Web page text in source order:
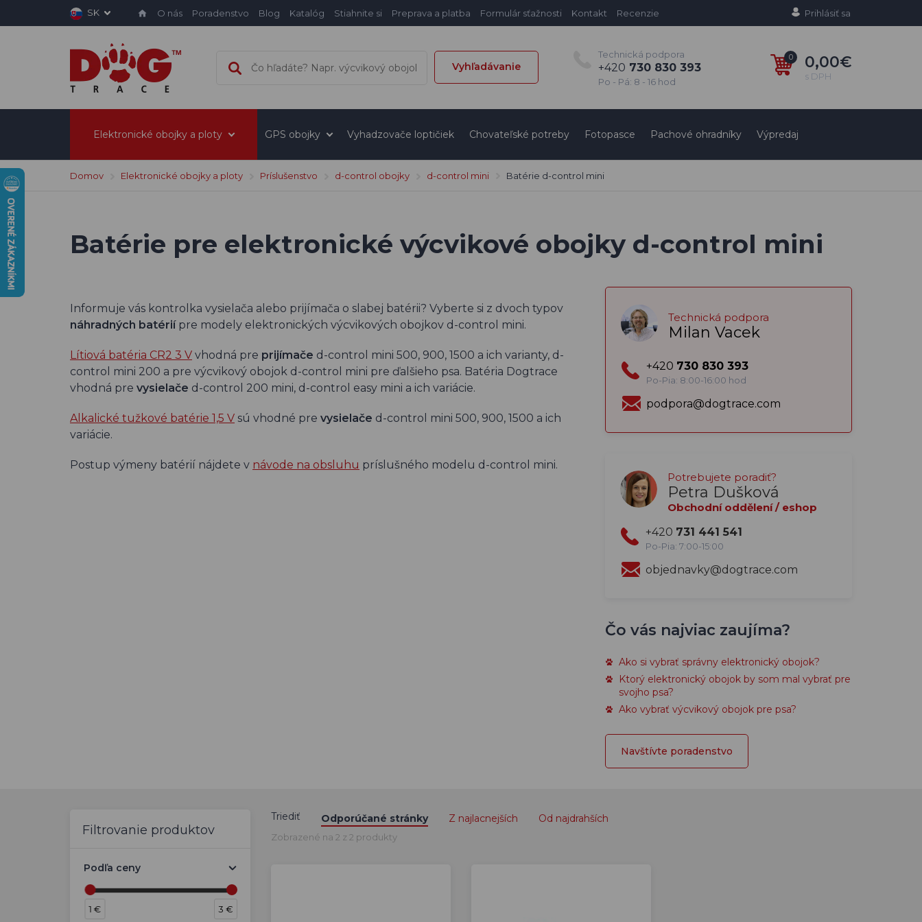
SK O nás Poradenstvo Blog Katalóg Stiahnite si Preprava a platba Formulár sťažnosti Kontakt Recenzie Prihlásiť sa
Vyhľadávanie
Technická podpora
+420 730 830 393
Po - Pá: 8 - 16 hod
0 0,00€
s DPH
Elektronické obojky a ploty GPS obojky Vyhadzovače loptičiek Chovateľské potreby Fotopasce Pachové ohradníky Výpredaj
Domov Elektronické obojky a ploty Príslušenstvo d-control obojky d-control mini Batérie d-control mini
Batérie pre elektronické výcvikové obojky d-control mini
Informuje vás kontrolka vysielača alebo prijímača o slabej batérii? Vyberte si z dvoch typov
náhradných batériípre modely elektronických výcvikových obojkov d-control mini.
Lítiová batéria CR2 3 V vhodná pre prijímače d-control mini 500, 900, 1500 a ich varianty, d-
control mini 200 a pre výcvikový obojok d-control mini pre ďalšieho psa. Batéria Dogtrace
vhodná pre vysielače d-control 200 mini, d-control easy mini a ich variácie.
Alkalické tužkové batérie 1,5 V sú vhodné pre vysielače d-control mini 500, 900, 1500 a ich
variácie.
Postup výmeny batérií nájdete v návode na obsluhu príslušného modelu d-control mini.
Technická podpora
Milan Vacek
+420 730 830 393
Po-Pia: 8:00-16:00 hod
podpora@dogtrace.com
Potrebujete poradiť?
Petra Dušková
Obchodní oddělení / eshop
+420 731 441 541
Po-Pia: 7:00-15:00
objednavky@dogtrace.com
Čo vás najviac zaujíma?
Ako si vybrať správny elektronický obojok?
Ktorý elektronický obojok by som mal vybrať pre
svojho psa?
Ako vybrať výcvikový obojok pre psa?
Navštívte poradenstvo
Filtrovanie produktov
Podľa ceny
1 € 3 €
Triediť Odporúčané stránky Z najlacnejších Od najdrahších
Zobrazené na 2 z 2 produkty